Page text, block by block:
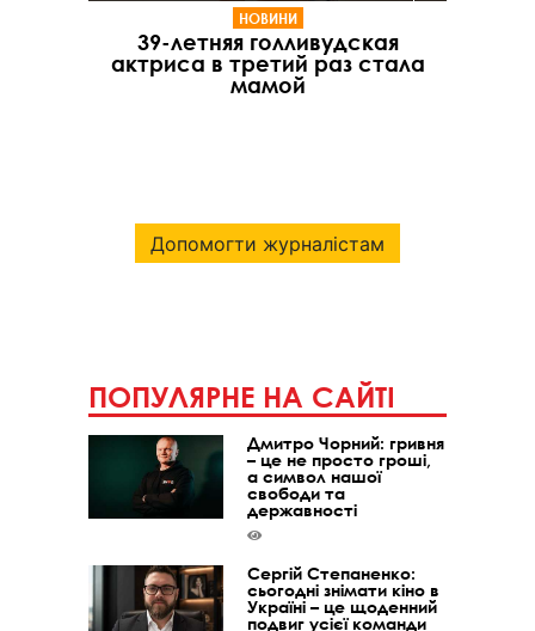
НОВИНИ
39-летняя голливудская
актриса в третий раз стала
мамой
Допомогти журналістам
ПОПУЛЯРНЕ НА САЙТІ
Дмитро Чорний: гривня
– це не просто гроші,
а символ нашої
свободи та
державності
Сергій Степаненко:
сьогодні знімати кіно в
Україні – це щоденний
подвиг усієї команди